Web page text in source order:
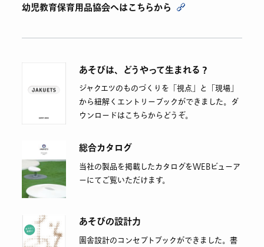
幼児教育保育用品協会へはこちらから
あそびは、どうやって生まれる？
ジャクエツのものづくりを「視点」と「現場」
から紐解くエントリーブックができました。ダ
ウンロードはこちらからどうぞ。
総合カタログ
当社の製品を掲載したカタログをWEBビューア
ーにてご覧いただけます。
あそびの設計力
園舎設計のコンセプトブックができました。書